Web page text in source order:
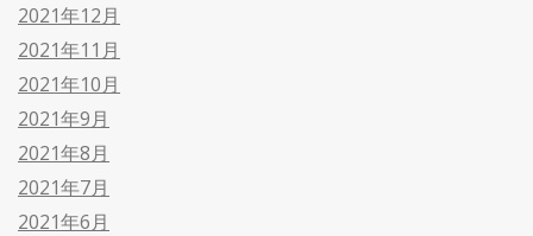
2021年12月
2021年11月
2021年10月
2021年9月
2021年8月
2021年7月
2021年6月